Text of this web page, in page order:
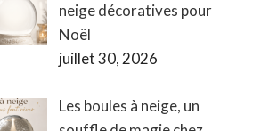
neige décoratives pour
Noël
juillet 30, 2026
Les boules à neige, un